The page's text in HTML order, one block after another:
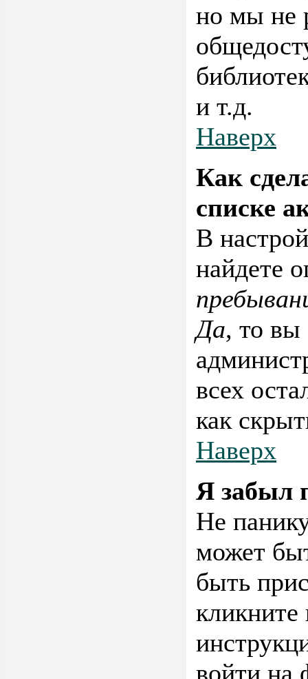
но мы не
и т.д.
Наверх
Как
списке
В
найдете
Да, то вы
всех
как
Наверх
Я забыл
Не
может
быть
войти на